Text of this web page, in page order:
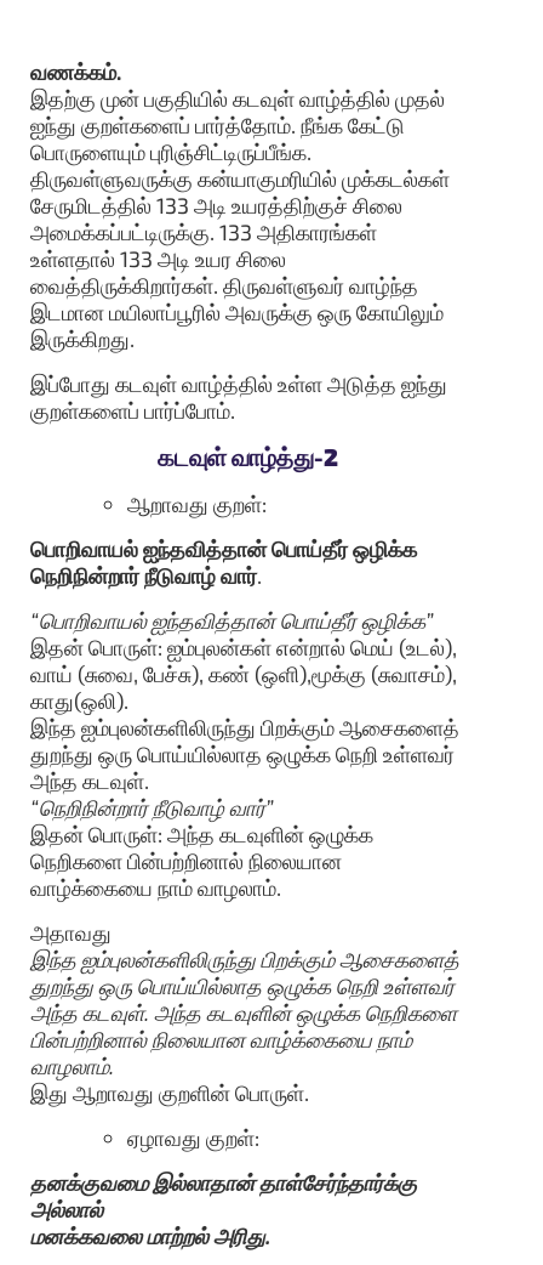
வணக்கம்.
இதற்கு முன் பகுதியில் கடவுள் வாழ்த்தில் முதல்
ஐந்து குறள்களைப் பார்த்தோம். நீங்க கேட்டு
பொருளையும் புரிஞ்சிட்டிருப்பீங்க.
திருவள்ளுவருக்கு கன்யாகுமரியில் முக்கடல்கள்
சேருமிடத்தில் 133 அடி உயரத்திற்குச் சிலை
அமைக்கப்பட்டிருக்கு. 133 அதிகாரங்கள்
உள்ளதால் 133 அடி உயர சிலை
வைத்திருக்கிறார்கள். திருவள்ளுவர் வாழ்ந்த
இடமான மயிலாப்பூரில் அவருக்கு ஒரு கோயிலும்
இருக்கிறது.
இப்போது கடவுள் வாழ்த்தில் உள்ள அடுத்த ஐந்து
குறள்களைப் பார்ப்போம்.
கடவுள் வாழ்த்து-2
ஆறாவது குறள்:
பொறிவாயல் ஐந்தவித்தான் பொய்தீர் ஒழிக்க
நெறிநின்றார் நீடுவாழ் வார்.
“பொறிவாயல் ஐந்தவித்தான் பொய்தீர் ஒழிக்க”
இதன் பொருள்: ஐம்புலன்கள் என்றால் மெய் (உடல்),
வாய் (சுவை, பேச்சு), கண் (ஒளி),மூக்கு (சுவாசம்),
காது(ஒலி).
இந்த ஐம்புலன்களிலிருந்து பிறக்கும் ஆசைகளைத்
துறந்து ஒரு பொய்யில்லாத ஒழுக்க நெறி உள்ளவர்
அந்த கடவுள்.
“நெறிநின்றார் நீடுவாழ் வார்”
இதன் பொருள்: அந்த கடவுளின் ஒழுக்க
நெறிகளை பின்பற்றினால் நிலையான
வாழ்க்கையை நாம் வாழலாம்.
அதாவது
இந்த ஐம்புலன்களிலிருந்து பிறக்கும் ஆசைகளைத்
துறந்து ஒரு பொய்யில்லாத ஒழுக்க நெறி உள்ளவர்
அந்த கடவுள். அந்த கடவுளின் ஒழுக்க நெறிகளை
பின்பற்றினால் நிலையான வாழ்க்கையை நாம்
வாழலாம்.
இது ஆறாவது குறளின் பொருள்.
ஏழாவது குறள்:
தனக்குவமை இல்லாதான் தாள்சேர்ந்தார்க்கு
அல்லால்
மனக்கவலை மாற்றல் அரிது.